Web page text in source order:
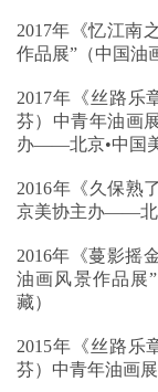
2017年《忆江南
作品展”（中国油
2017年《丝路
芬）中青年油画
办——北京•中国
2016年《久保熟
京美协主办——北
2016年《蔓影摇
油画风景作品
藏）
2015年《丝路
芬）中青年油画